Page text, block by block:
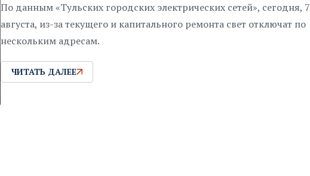
По данным «Тульских городских электрических сетей», сегодня, 7
августа, из-за текущего и капитального ремонта свет отключат по
нескольким адресам.
ЧИТАТЬ ДАЛЕЕ